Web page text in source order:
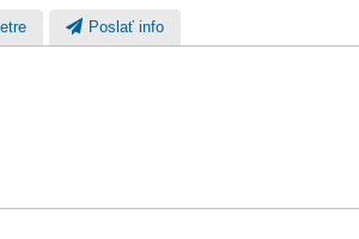
Poslať info